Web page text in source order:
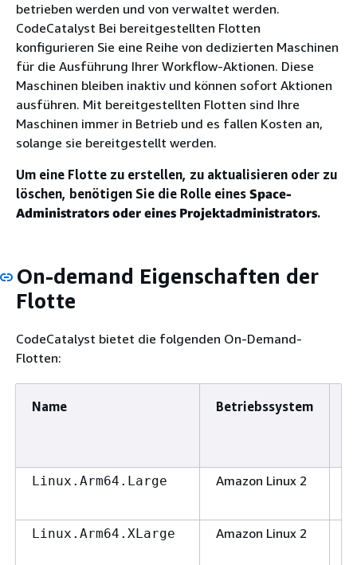
betrieben werden und von verwaltet werden.
CodeCatalyst Bei bereitgestellten Flotten
konfigurieren Sie eine Reihe von dedizierten Maschinen
für die Ausführung Ihrer Workflow-Aktionen. Diese
Maschinen bleiben inaktiv und können sofort Aktionen
ausführen. Mit bereitgestellten Flotten sind Ihre
Maschinen immer in Betrieb und es fallen Kosten an,
solange sie bereitgestellt werden.
Um eine Flotte zu erstellen, zu aktualisieren oder zu
löschen, benötigen Sie die Rolle eines Space-
Administrators oder eines Projektadministrators.
On-demand Eigenschaften der
Flotte
CodeCatalyst bietet die folgenden On-Demand-
Flotten:
Name Betriebssystem
Linux.Arm64.Large Amazon Linux 2
Linux.Arm64.XLarge Amazon Linux 2